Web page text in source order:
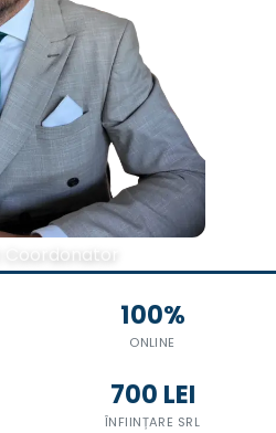
Coordonator
100%
ONLINE
700 LEI
ÎNFIINȚARE SRL